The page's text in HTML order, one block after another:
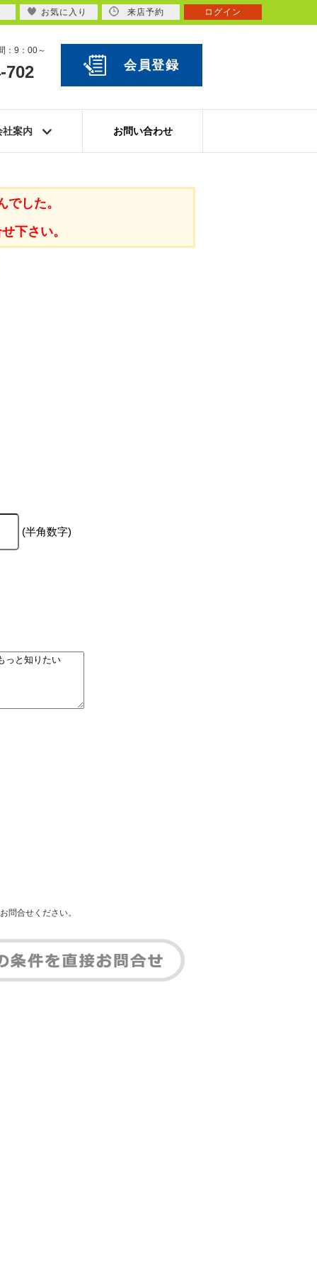
：9：00～
702 会員登録
社案内 お問い合わせ
した。
下さい。
(半角数字)
問合せください。
お気に入り 来店予約 ログイン